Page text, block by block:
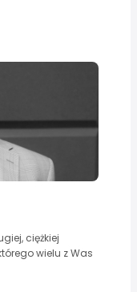
ciężkiej
wielu z Was